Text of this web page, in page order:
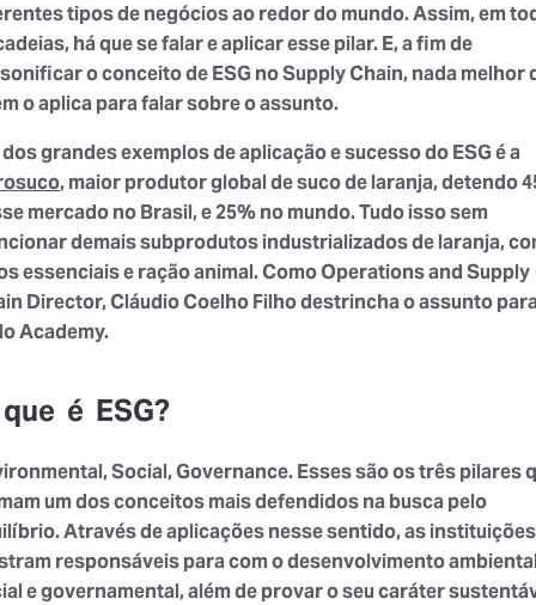
tipos de negócios ao redor do mundo. Assim, em
há que se falar e aplicar esse pilar. E, a fim de
o conceito de ESG no Supply Chain, nada melhor
o aplica para falar sobre o assunto.
dos grandes exemplos de aplicação e sucesso do ESG é a
, maior produtor global de suco de laranja, detendo
mercado no Brasil, e 25% no mundo. Tudo isso sem
demais subprodutos industrializados de laranja,
essenciais e ração animal. Como Operations and Supply
Director, Cláudio Coelho Filho destrincha o assunto
Academy.
é ESG?
Social, Governance. Esses são os três pilares
um dos conceitos mais defendidos na busca pelo
Através de aplicações nesse sentido, as
responsáveis para com o desenvolvimento
e governamental, além de provar o seu caráter